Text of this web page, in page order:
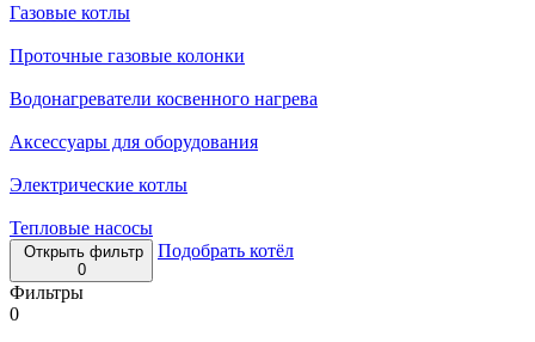
Газовые котлы
Проточные газовые колонки
Водонагреватели косвенного нагрева
Аксессуары для оборудования
Электрические котлы
Тепловые насосы
Открыть фильтр
0
Подобрать котёл
Фильтры
0